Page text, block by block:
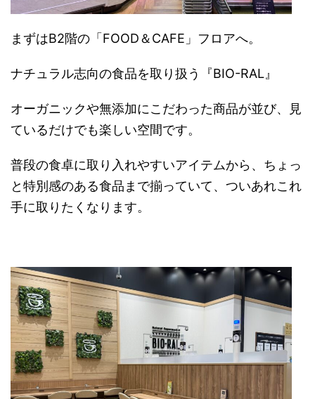
まずはB2階の「FOOD＆CAFE」フロアへ。
ナチュラル志向の食品を取り扱う『BIO-RAL』
オーガニックや無添加にこだわった商品が並び、見
ているだけでも楽しい空間です。
普段の食卓に取り入れやすいアイテムから、ちょっ
と特別感のある食品まで揃っていて、ついあれこれ
手に取りたくなります。